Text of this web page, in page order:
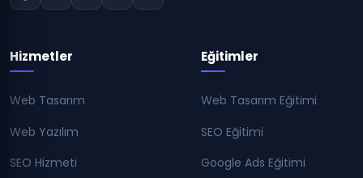
Hizmetler
Web Tasarım
Web Yazılım
SEO Hizmeti
Eğitimler
Web Tasarım Eğitimi
SEO Eğitimi
Google Ads Eğitimi